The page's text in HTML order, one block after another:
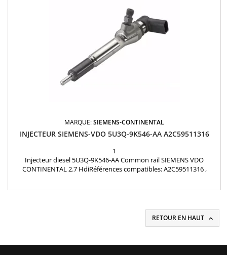
MARQUE:SIEMENS-CONTINENTAL
INJECTEUR SIEMENS-VDO 5U3Q-9K546-AA A2C59511316
1
Injecteur diesel 5U3Q-9K546-AA Common rail SIEMENS VDO
CONTINENTAL 2.7 HdiRéférences compatibles: A2C59511316 ,
RETOUR EN HAUT 